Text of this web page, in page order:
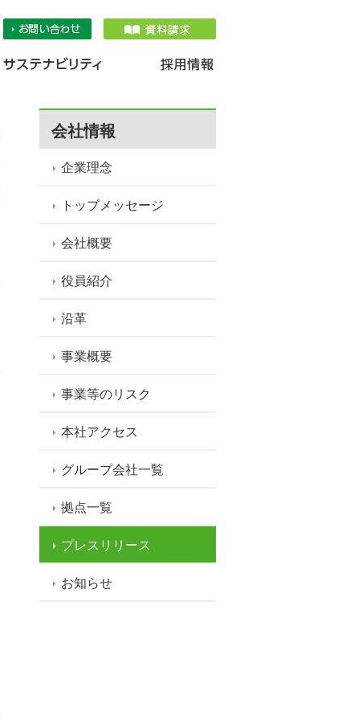
会社情報
企業理念
トップメッセージ
会社概要
役員紹介
沿革
事業概要
事業等のリスク
本社アクセス
グループ会社一覧
拠点一覧
プレスリリース
お知らせ